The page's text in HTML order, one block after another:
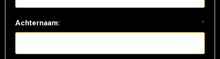
Achternaam: *